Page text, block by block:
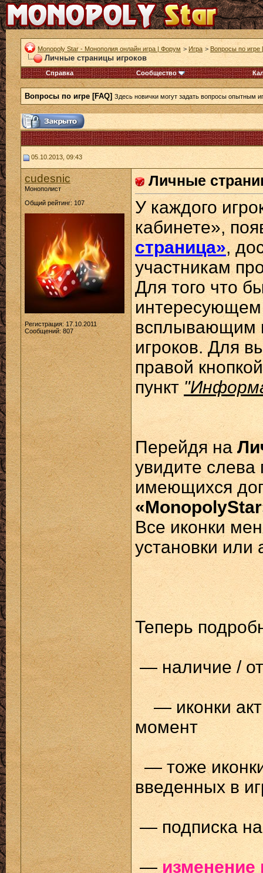
Monopoly Star - Монополия онлайн игра | Форум > Игра > Вопросы по игре
Личные страницы игроков
Справка Сообщество
Вопросы по игре [FAQ] Здесь новички могут задать вопросы опытным
05.10.2013, 09:43
cudesnic
Монополист
Общий рейтинг: 107
Регистрация: 17.10.2011
Сообщений: 807
Личные
У каждого
кабинете»,
страница»,
участникам
Для того что
интересующем
всплывающим
игроков. Для
правой
пункт
Перейдя на
увидите
имеющихся
Все иконки
установки или
Теперь
— наличие /
— иконки
момент
— тоже
введенных в
— подписка
—изменение